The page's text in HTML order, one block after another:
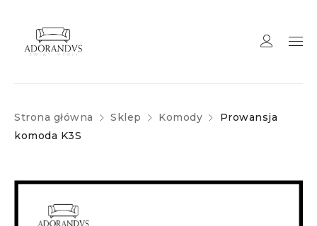
Strona główna Sklep Komody
Prowansja
komoda K3S